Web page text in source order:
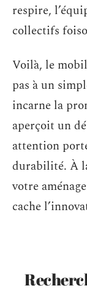
respire,
collectifs
Voilà, le
pas à un
incarne la
aperçoit un
attention
durabilité. À
votre
cache